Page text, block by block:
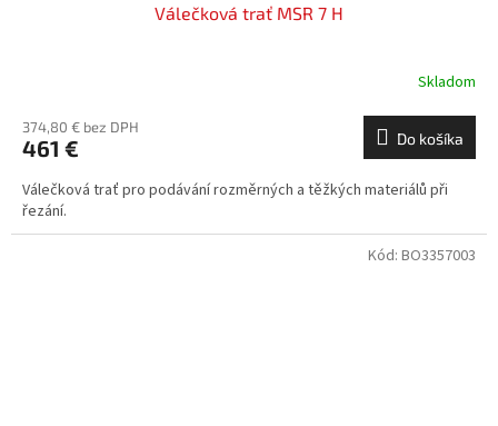
Válečková trať MSR 7 H
Skladom
374,80 € bez DPH
461 € Do košíka
Válečková trať pro podávání rozměrných a těžkých materiálů při
řezání.
Kód: BO3357003